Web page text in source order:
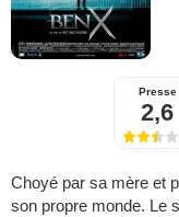
Presse
2,6
Choyé par sa mère et
son propre monde. Le